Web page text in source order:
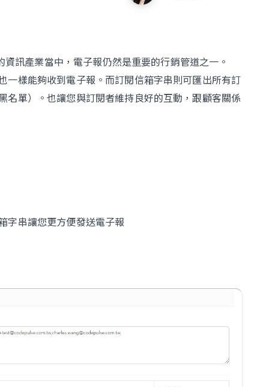
基嘉科技
訊產業當中，電子報仍然是重要的行銷管道之一。
一樣能夠收到電子報。而訂閱信箱字串則可匯出所有訂
名單）。也讓您與訂閱者維持良好的互動，跟顧客關係
字串讓您更方便發送電子報